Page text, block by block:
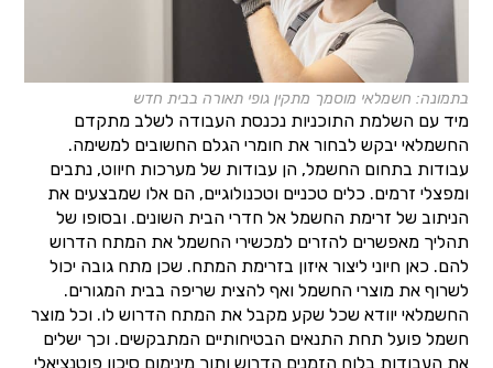
בתמונה: חשמלאי מוסמך מתקין גופי תאורה בבית חדש
מיד עם השלמת התוכניות נכנסת העבודה לשלב מתקדם
החשמלאי יבקש לבחור את חומרי הגלם החשובים למשימה.
עבודות בתחום החשמל, הן עבודות של מערכות חיווט, נתבים
ומפצלי זרמים. כלים טכניים וטכנולוגיים, הם אלו שמבצעים את
הניתוב של זרימת החשמל אל חדרי הבית השונים. ובסופו של
תהליך מאפשרים להזרים למכשירי החשמל את המתח הדרוש
להם. כאן חיוני ליצור איזון בזרימת המתח. שכן מתח גובה יכול
לשרוף את מוצרי החשמל ואף להצית שריפה בבית המגורים.
החשמלאי יוודא שכל שקע מקבל את המתח הדרוש לו. וכל מוצר
חשמל פועל תחת התנאים הבטיחותיים המתבקשים. וכך ישלים
את העבודות בלוח הזמנים הדרוש ותוך מינימום סיכון פוטנציאלי